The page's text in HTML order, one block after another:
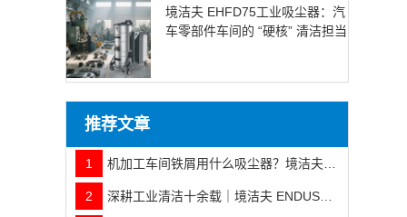
境洁夫 EHFD75工业吸尘器：汽
车零部件车间的 “硬核” 清洁担当
推荐文章
1 机加工车间铁屑用什么吸尘器？境洁夫工业吸尘器选型指南
2 深耕工业清洁十余载｜境洁夫 ENDUSTMAN 品牌实力与全行业落地案例